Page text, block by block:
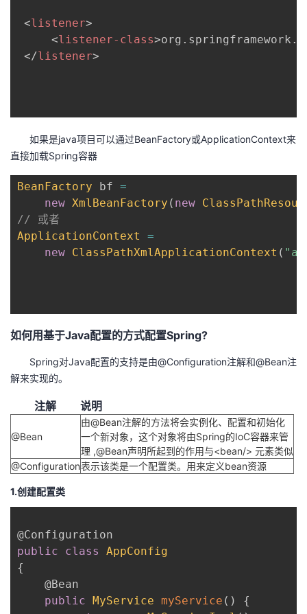
<listener>
<listener-class>
</listener>
如果是java项目可以通过BeanFactory或ApplicationContext来
直接加载Spring容器
BeanFactory bf =
new XmlBeanFactory ( new
// 或者
ApplicationContext
=
new ClassPathXmlApplicationContext (
如何用基于Java配置的方式配置Spring?
Spring对Java配置的支持是由@Configuration注解和@Bean注
解来实现的。
注解 说明
@Bean
由@Bean注解的方法将会实例化、配置和初始化
一个新对象，这个对象将由Spring的IoC容器来管
理 ,@Bean声明所起到的作用与<bean/> 元素类似
@Configuration表示该类是一个配置类。用来定义bean资源
1.创建配置类
@Configuration
public
class
AppConfig
{
@Bean
public MyService myService ( )
{